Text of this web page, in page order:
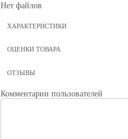
Нет файлов
ХАРАКТЕРИСТИКИ
ОЦЕНКИ ТОВАРА
ОТЗЫВЫ
Комментарии пользователей